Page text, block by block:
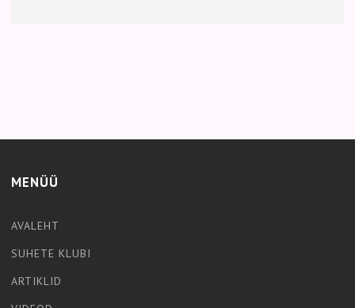
MENÜÜ
AVALEHT
SUHETE KLUBI
ARTIKLID